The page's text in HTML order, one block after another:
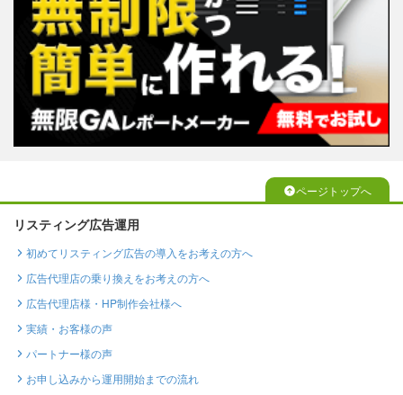
ページトップへ
リスティング広告運用
初めてリスティング広告の導入をお考えの方へ
広告代理店の乗り換えをお考えの方へ
広告代理店様・HP制作会社様へ
実績・お客様の声
パートナー様の声
お申し込みから運用開始までの流れ